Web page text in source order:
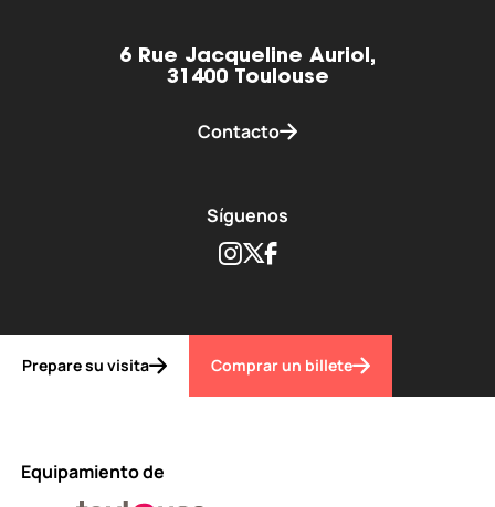
6 Rue Jacqueline Auriol,
31400 Toulouse
Contacto
Síguenos
Instagram
TwitterFacebook
Prepare su visita Comprar un billete
Equipamiento de